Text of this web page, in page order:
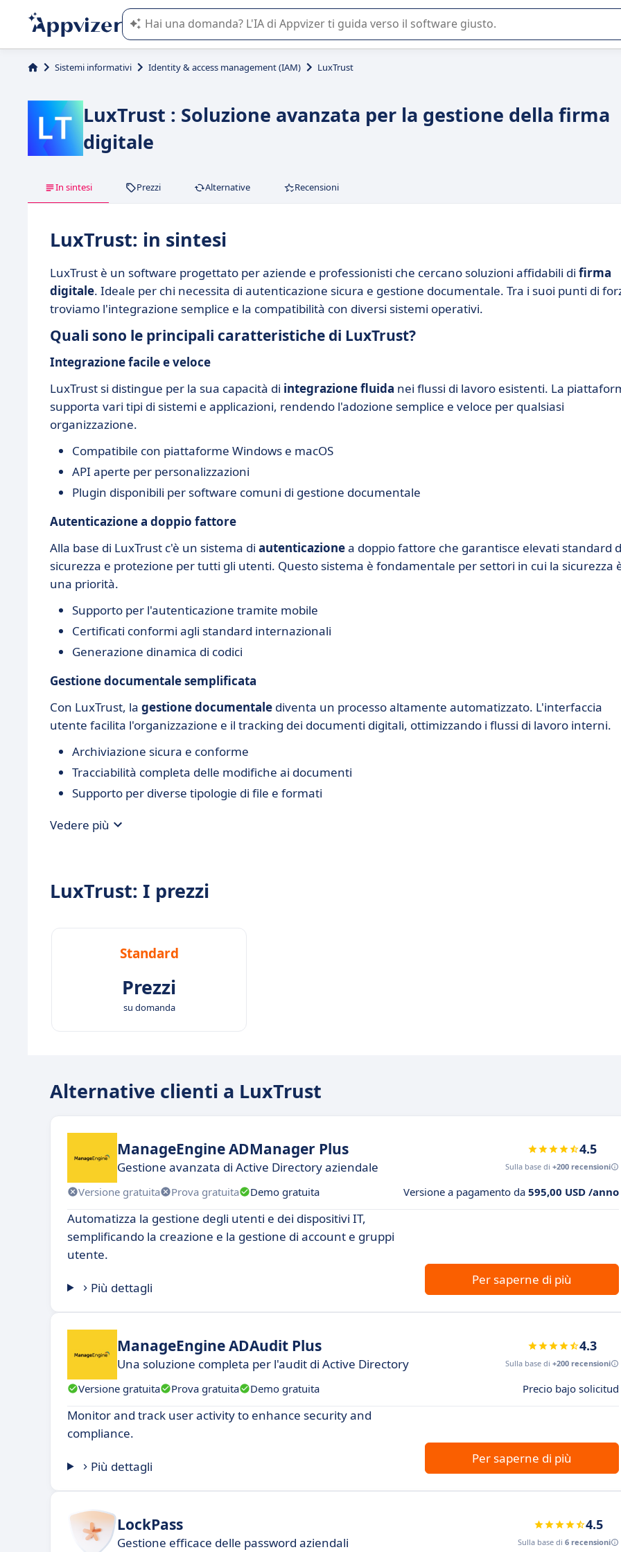
L'IA di Appvizer vi guida nell'utilizzo o nella scelta di un software SaaS per la vostra azienda.
Sistemi informativi Identity & access management (IAM) LuxTrust
LuxTrust : Soluzione avanzata per la gestione della firma
digitale
In sintesi Prezzi Alternative Recensioni
LuxTrust: in sintesi
LuxTrust è un software progettato per aziende e professionisti che cercano soluzioni affidabili di firma
digitale. Ideale per chi necessita di autenticazione sicura e gestione documentale. Tra i suoi punti di
troviamo l'integrazione semplice e la compatibilità con diversi sistemi operativi.
Quali sono le principali caratteristiche di LuxTrust?
Integrazione facile e veloce
LuxTrust si distingue per la sua capacità di integrazione fluida nei flussi di lavoro esistenti. La
supporta vari tipi di sistemi e applicazioni, rendendo l'adozione semplice e veloce per qualsiasi
organizzazione.
Compatibile con piattaforme Windows e macOS
API aperte per personalizzazioni
Plugin disponibili per software comuni di gestione documentale
Autenticazione a doppio fattore
Alla base di LuxTrust c'è un sistema di autenticazionea doppio fattore che garantisce elevati standard
sicurezza e protezione per tutti gli utenti. Questo sistema è fondamentale per settori in cui la sicurezza
una priorità.
Supporto per l'autenticazione tramite mobile
Certificati conformi agli standard internazionali
Generazione dinamica di codici
Gestione documentale semplificata
Con LuxTrust, la gestione documentale diventa un processo altamente automatizzato. L'interfaccia
utente facilita l'organizzazione e il tracking dei documenti digitali, ottimizzando i flussi di lavoro interni.
Archiviazione sicura e conforme
Tracciabilità completa delle modifiche ai documenti
Supporto per diverse tipologie di file e formati
Vedere più
LuxTrust: I prezzi
Standard
Prezzi
su domanda
Alternative clienti a LuxTrust
ManageEngine ADManager Plus
Gestione avanzata di Active Directory aziendale
4.5
Sulla base di +200 recensioni
Versione gratuita Prova gratuita Demo gratuita Versione a pagamento da 595,00 USD /anno
Automatizza la gestione degli utenti e dei dispositivi IT,
semplificando la creazione e la gestione di account e gruppi
utente.
Più dettagli
Per saperne di più
ManageEngine ADAudit Plus
Una soluzione completa per l'audit di Active Directory
4.3
Sulla base di +200 recensioni
Versione gratuita Prova gratuita Demo gratuita Precio bajo solicitud
Monitor and track user activity to enhance security and
compliance.
Più dettagli
Per saperne di più
LockPass
Gestione efficace delle password aziendali
4.5
Sulla base di 6 recensioni